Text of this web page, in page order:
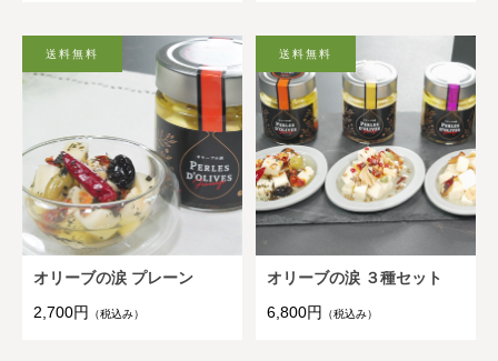
オリーブの涙 プレーン
2,700円 （税込み）
オリーブの涙 ３種セット
6,800円
（税込み）